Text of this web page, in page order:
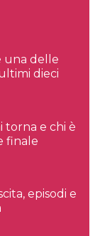
una delle
dieci
torna e chi è
finale
episodi e